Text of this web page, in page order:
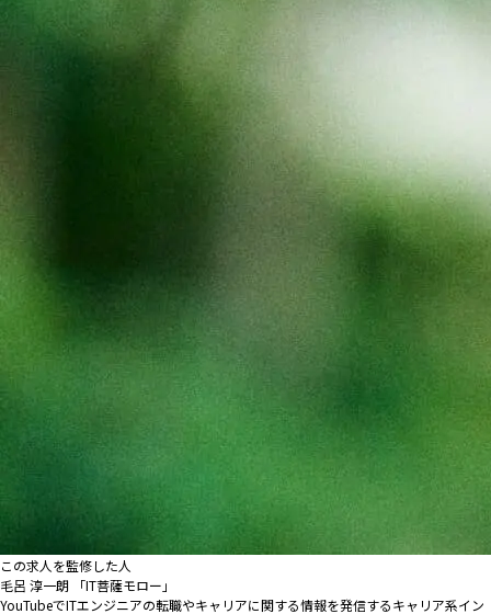
この求人を監修した人
毛呂 淳一朗 「IT菩薩モロー」
YouTubeでITエンジニアの転職やキャリアに関する情報を発信するキャリア系イン